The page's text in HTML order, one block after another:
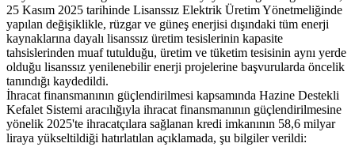
25 Kasım 2025 tarihinde Lisanssız Elektrik Üretim Yönetmeliğinde
yapılan değişiklikle, rüzgar ve güneş enerjisi dışındaki tüm enerji
kaynaklarına dayalı lisanssız üretim tesislerinin kapasite
tahsislerinden muaf tutulduğu, üretim ve tüketim tesisinin aynı yerde
olduğu lisanssız yenilenebilir enerji projelerine başvurularda öncelik
tanındığı kaydedildi.
İhracat finansmanının güçlendirilmesi kapsamında Hazine Destekli
Kefalet Sistemi aracılığıyla ihracat finansmanının güçlendirilmesine
yönelik 2025'te ihracatçılara sağlanan kredi imkanının 58,6 milyar
liraya yükseltildiği hatırlatılan açıklamada, şu bilgiler verildi: